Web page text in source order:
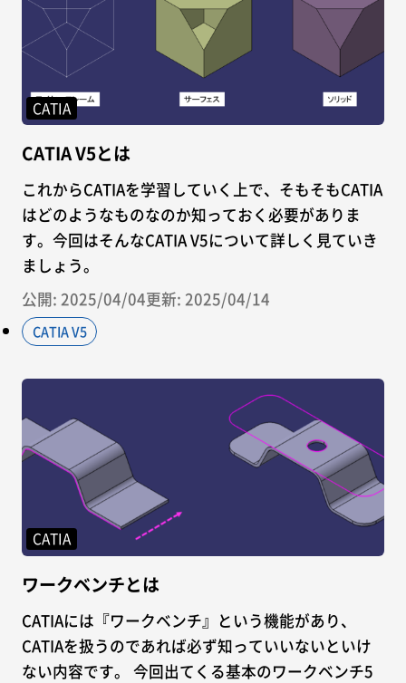
CATIA
CATIA V5とは
これからCATIAを学習していく上で、そもそもCATIA
はどのようなものなのか知っておく必要がありま
す。今回はそんなCATIA V5について詳しく見ていき
ましょう。
公開: 2025/04/04更新: 2025/04/14
CATIA V5
CATIA
ワークベンチとは
CATIAには『ワークベンチ』という機能があり、
CATIAを扱うのであれば必ず知っていいないといけ
ない内容です。 今回出てくる基本のワークベンチ5